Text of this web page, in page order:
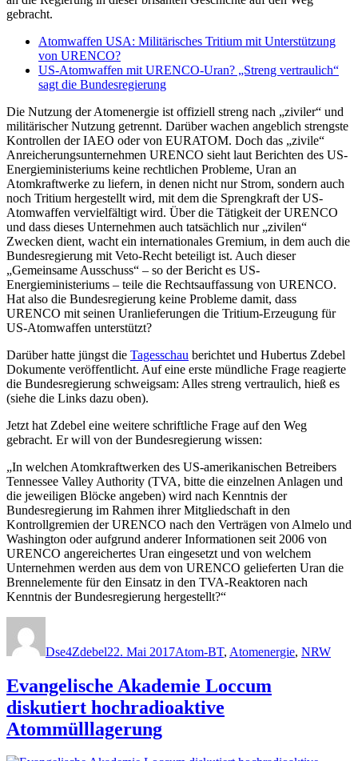
an
gebracht.
Atomwaffen USA: Militärisches Tritium mit Unterstützung
von URENCO?
US-Atomwaffen mit URENCO-Uran? „Streng vertraulich“
sagt die Bundesregierung
Die Nutzung der Atomenergie ist offiziell streng nach „ziviler“ und
militärischer Nutzung getrennt. Darüber wachen angeblich strengste
Kontrollen der IAEO oder von EURATOM. Doch das „zivile“
Anreicherungsunternehmen URENCO sieht laut Berichten des US-
Energieministeriums keine rechtlichen Probleme, Uran an
Atomkraftwerke zu liefern, in denen nicht nur Strom, sondern auch
noch Tritium hergestellt wird, mit dem die Sprengkraft der US-
Atomwaffen vervielfältigt wird. Über die Tätigkeit der URENCO
und dass dieses Unternehmen auch tatsächlich nur „zivilen“
Zwecken dient, wacht ein internationales Gremium, in dem auch die
Bundesregierung mit Veto-Recht beteiligt ist. Auch dieser
„Gemeinsame Ausschuss“ – so der Bericht es US-
Energieministeriums – teile die Rechtsauffassung von URENCO.
Hat also die Bundesregierung keine Probleme damit, dass
URENCO mit seinen Uranlieferungen die Tritium-Erzeugung für
US-Atomwaffen unterstützt?
Darüber hatte jüngst die Tagesschau berichtet und Hubertus Zdebel
Dokumente veröffentlicht. Auf eine erste mündliche Frage reagierte
die Bundesregierung schweigsam: Alles streng vertraulich, hieß es
(siehe die Links dazu oben).
Jetzt hat Zdebel eine weitere schriftliche Frage auf den Weg
gebracht. Er will von der Bundesregierung wissen:
„In welchen Atomkraftwerken des US-amerikanischen Betreibers
Tennessee Valley Authority (TVA, bitte die einzelnen Anlagen und
die jeweiligen Blöcke angeben) wird nach Kenntnis der
Bundesregierung im Rahmen ihrer Mitgliedschaft in den
Kontrollgremien der URENCO nach den Verträgen von Almelo und
Washington oder aufgrund anderer Informationen seit 2006 von
URENCO angereichertes Uran eingesetzt und von welchem
Unternehmen werden aus dem von URENCO gelieferten Uran die
Brennelemente für den Einsatz in den TVA-Reaktoren nach
Kenntnis der Bundesregierung hergestellt?“
Dse4Zdebel22. Mai 2017Atom-BT, Atomenergie, NRW
Evangelische Akademie Loccum
diskutiert hochradioaktive
Atommülllagerung